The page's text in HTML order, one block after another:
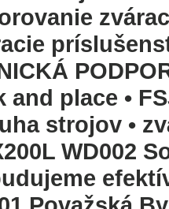
and place •
strojov •
WD002